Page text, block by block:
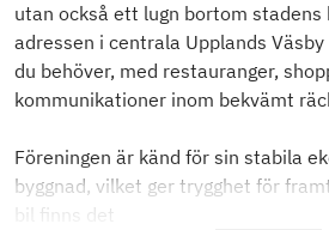
utan också ett lugn bortom
adressen i centrala Upplands
du behöver, med restauranger,
kommunikationer inom bekvämt
Föreningen är känd för sin stabila
byggnad, vilket ger trygghet för
bil finns det